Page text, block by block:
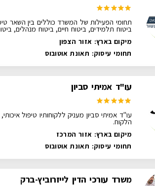
תחומי הפעילות של המשרד כוללים בין השאר
ביטוח תלמידים, ביטוח חיים, ביטוח מנהלים,
מיקום בארץ: אזור הצפון
תחומי עיסוק: תאונת אוטובוס
עו"ד אמיתי סביון
עו"ד אמיתי סביון מעניק ללקוחותיו טיפול
הלקוח.
מיקום בארץ: אזור המרכז
תחומי עיסוק: תאונת אוטובוס
משרד עורכי הדין לייזרוביץ-ברק